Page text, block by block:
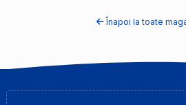
Înapoi la toate